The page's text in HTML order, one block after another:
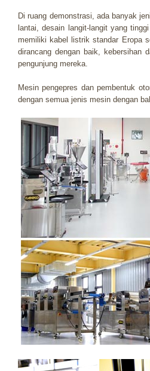
Di ruang demonstrasi, ada banyak
lantai, desain langit-langit yang
memiliki kabel listrik standar Eropa
dirancang dengan baik, kebersihan
pengunjung mereka.
Mesin pengepres dan pembentuk
dengan semua jenis mesin dengan